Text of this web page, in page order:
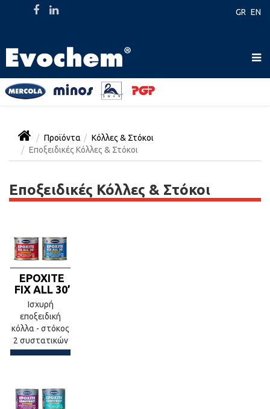
GR EN
Προϊόντα
Κόλλες & Στόκοι
Εποξειδικές Κόλλες & Στόκοι
Εποξειδικές Κόλλες & Στόκοι
EPOXITE
FIX ALL 30’
Ισχυρή
εποξειδική
κόλλα - στόκος
2 συστατικών